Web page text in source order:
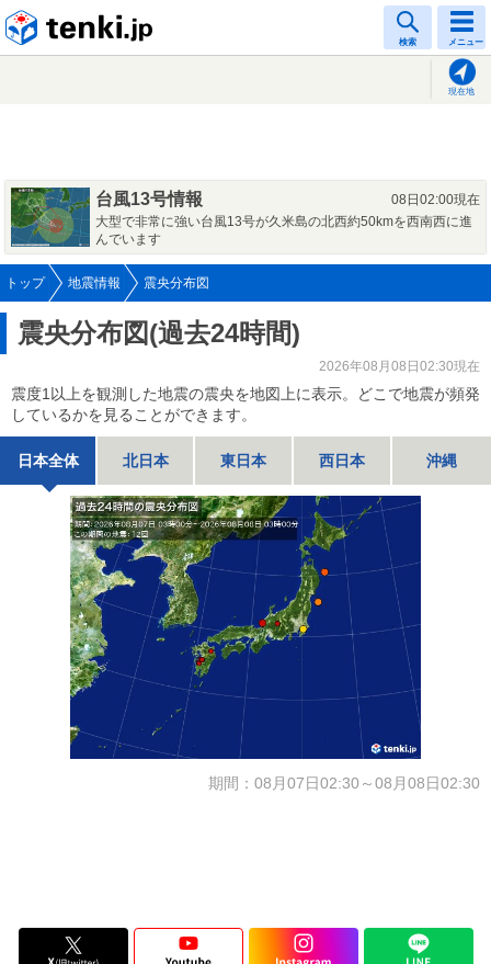
検索 メニュー
現在地
台風13号情報
08日02:00現在
大型で非常に強い台風13号が久米島の北西約50kmを西南西に進
んでいます
トップ 地震情報 震央分布図
震央分布図(過去24時間)
2026年08月08日02:30現在
震度1以上を観測した地震の震央を地図上に表示。どこで地震が頻発
しているかを見ることができます。
日本全体 北日本 東日本 西日本 沖縄
期間：08月07日02:30～08月08日02:30